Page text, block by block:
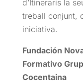
d’Itineraris la
treball conjunt,
iniciativa.
Fundación
Formativo
Cocentaina